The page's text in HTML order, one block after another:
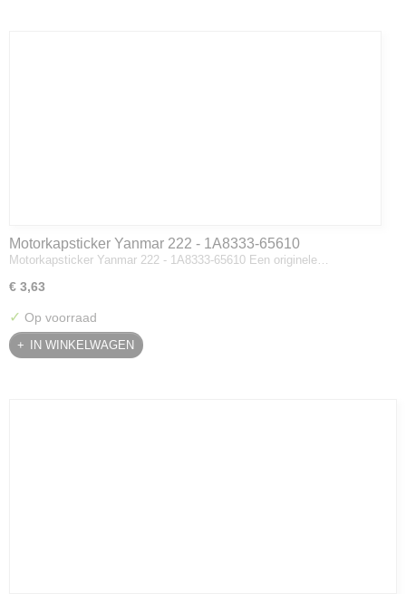
Motorkapsticker Yanmar 222 - 1A8333-65610
Motorkapsticker Yanmar 222 - 1A8333-65610 Een originele…
€ 3,63
✓ Op voorraad
IN WINKELWAGEN